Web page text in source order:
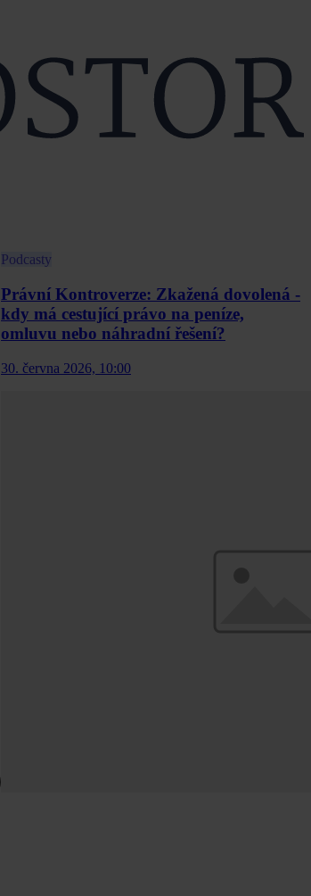
Podcasty
Právní Kontroverze: Zkažená dovolená -
kdy má cestující právo na peníze,
omluvu nebo náhradní řešení?
30. června 2026, 10:00